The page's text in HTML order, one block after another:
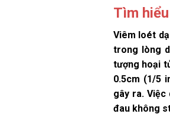
Tìm
Viêm loét
trong lòng
tượng hoại
0.5cm (1/5
gây ra. Việc
đau không